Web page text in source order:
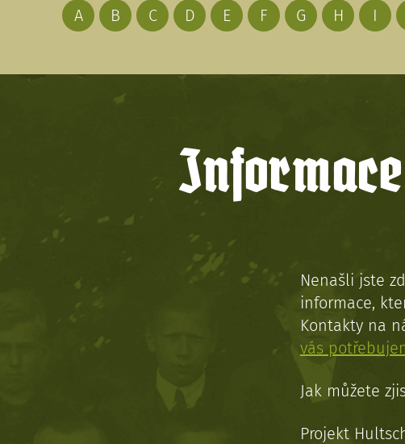
A B C D E F G H I
Nenašli jste
informace,
Kontakty na
vás
Jak můžete
Projekt